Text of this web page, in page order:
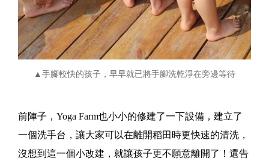
▲手腳較快的孩子，早早就已將手腳洗乾淨在旁邊等待
前陣子，Yoga Farm也小小的修建了一下設備，建立了
一個洗手台，讓大家可以在離開稻田時更快速的清洗，
沒想到這一個小改建，就讓孩子更不願意離開了！還告